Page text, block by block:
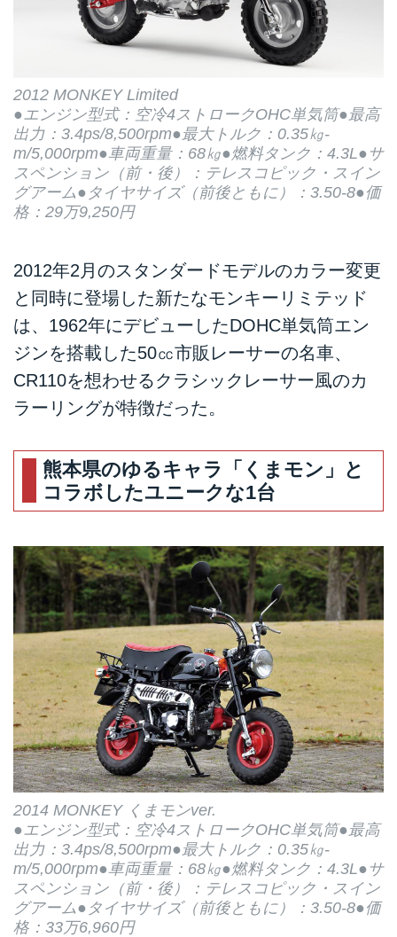
2012 MONKEY Limited
●エンジン型式：空冷4ストロークOHC単気筒●最高
出力：3.4ps/8,500rpm●最大トルク：0.35㎏-
m/5,000rpm●車両重量：68㎏●燃料タンク：4.3L●サ
スペンション（前・後）：テレスコピック・スイン
グアーム●タイヤサイズ（前後ともに）：3.50-8●価
格：29万9,250円
2012年2月のスタンダードモデルのカラー変更
と同時に登場した新たなモンキーリミテッド
は、1962年にデビューしたDOHC単気筒エン
ジンを搭載した50㏄市販レーサーの名車、
CR110を想わせるクラシックレーサー風のカ
ラーリングが特徴だった。
熊本県のゆるキャラ「くまモン」と
コラボしたユニークな1台
2014 MONKEY くまモンver.
●エンジン型式：空冷4ストロークOHC単気筒●最高
出力：3.4ps/8,500rpm●最大トルク：0.35㎏-
m/5,000rpm●車両重量：68㎏●燃料タンク：4.3L●サ
スペンション（前・後）：テレスコピック・スイン
グアーム●タイヤサイズ（前後ともに）：3.50-8●価
格：33万6,960円